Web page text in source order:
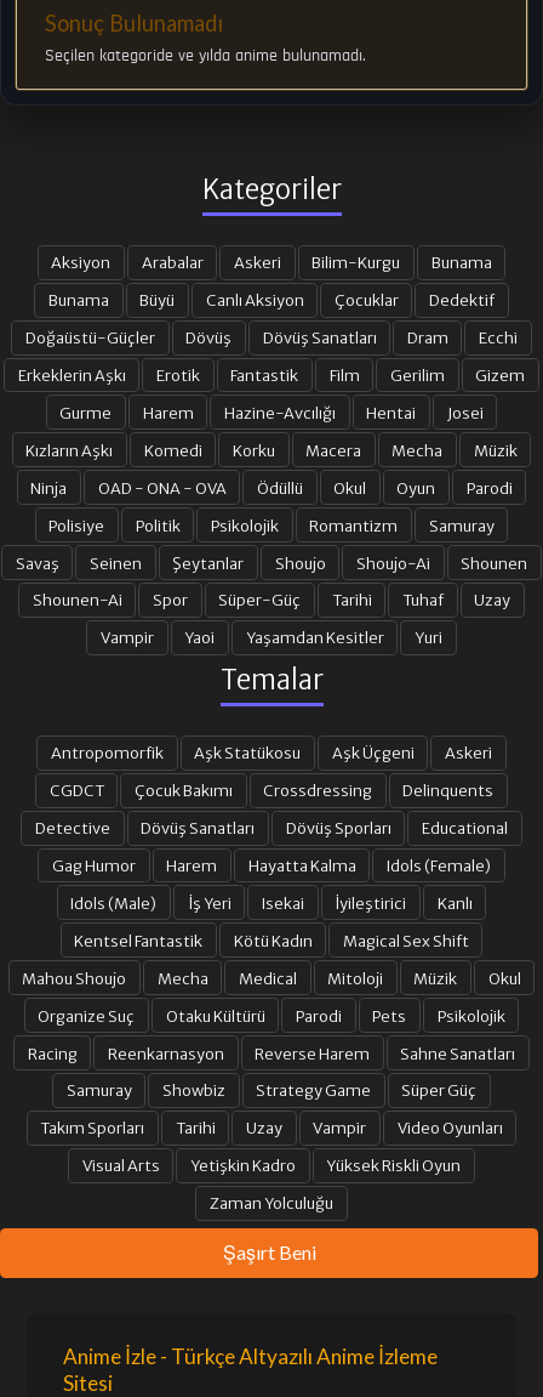
Sonuç Bulunamadı
Seçilen kategoride ve yılda anime bulunamadı.
Kategoriler
Aksiyon Arabalar Askeri Bilim-Kurgu
Bunama
Bunama
Büyü Canlı Aksiyon Çocuklar
Dedektif
Doğaüstü-Güçler
Dövüş Dövüş Sanatları Dram
Ecchi
Erkeklerin Aşkı
Erotik Fantastik Film Gerilim
Gizem
Gurme
Harem Hazine-Avcılığı Hentai
Josei
Kızların Aşkı
Komedi Korku Macera Mecha
Müzik
Ninja
OAD - ONA - OVA Ödüllü Okul Oyun
Parodi
Polisiye
Politik Psikolojik Romantizm
Samuray
Savaş
Seinen Şeytanlar Shoujo Shoujo-Ai
Shounen
Shounen-Ai
Spor Süper-Güç Tarihi Tuhaf
Uzay
Vampir
Yaoi Yaşamdan Kesitler Yuri
Temalar
Antropomorfik Aşk Statükosu Aşk Üçgeni
Askeri
CGDCT
Çocuk Bakımı Crossdressing
Delinquents
Detective
Dövüş Sanatları Dövüş Sporları
Educational
Gag Humor
Harem Hayatta Kalma
Idols (Female)
Idols (Male)
İş Yeri Isekai İyileştirici
Kanlı
Kentsel Fantastik
Kötü Kadın
Magical Sex Shift
Mahou Shoujo
Mecha Medical Mitoloji Müzik
Okul
Organize Suç
Otaku Kültürü Parodi Pets
Psikolojik
Racing
Reenkarnasyon Reverse Harem
Sahne Sanatları
Samuray
Showbiz Strategy Game
Süper Güç
Takım Sporları
Tarihi Uzay Vampir
Video Oyunları
Visual Arts
Yetişkin Kadro
Yüksek Riskli Oyun
Zaman Yolculuğu
Şaşırt Beni
Anime İzle - Türkçe Altyazılı Anime İzleme
Sitesi